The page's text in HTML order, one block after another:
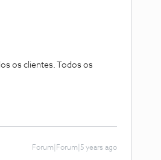
os clientes. Todos os
Forum|Forum|5 years ago